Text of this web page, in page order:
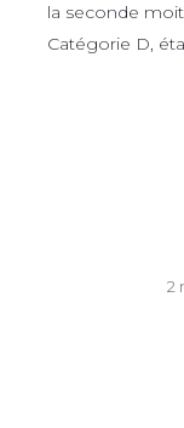
la seconde
Catégorie D,
2